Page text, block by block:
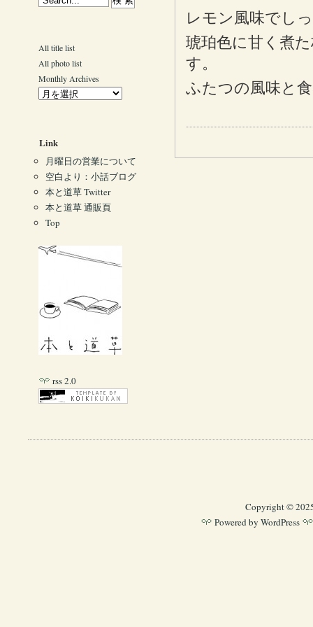
レモン風味でし
琥珀色に甘く煮
す。
ふたつの風味と
All title list
All photo list
Monthly Archives
Link
月曜日の営業について
空白より：小話ブログ
本と道草 Twitter
本と道草 通販頁
Top
rss 2.0
Copyright ©
Powered by WordPress